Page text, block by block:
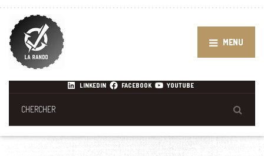
MENU
LINKEDIN FACEBOOK YOUTUBE